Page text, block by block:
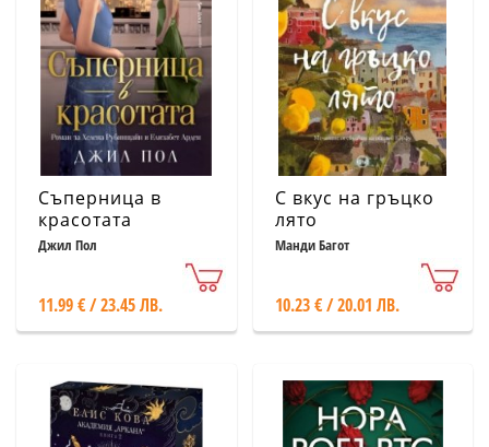
Съперница в
красотата
Джил Пол
11.99 € / 23.45 ЛВ.
С вкус на гръцко
лято
Манди Багот
10.23 € / 20.01 ЛВ.